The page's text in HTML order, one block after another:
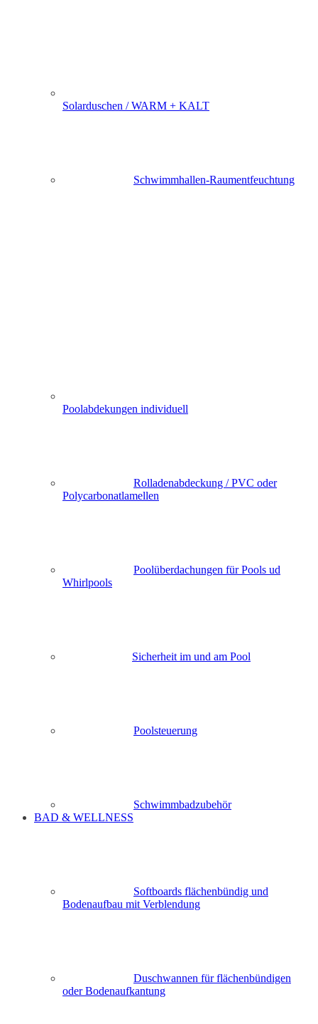
Solarduschen / WARM + KALT
Schwimmhallen-Raumentfeuchtung
Poolabdekungen individuell
Rolladenabdeckung / PVC oder
Polycarbonatlamellen
Poolüberdachungen für Pools ud
Whirlpools
Sicherheit im und am Pool
Poolsteuerung
Schwimmbadzubehör
BAD & WELLNESS
Softboards flächenbündig und
Bodenaufbau mit Verblendung
Duschwannen für flächenbündigen
oder Bodenaufkantung